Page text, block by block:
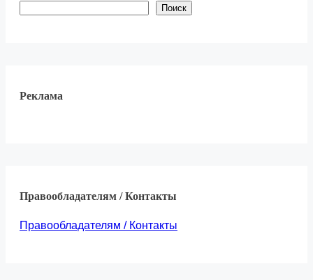
Поиск
Реклама
Правообладателям / Контакты
Правообладателям / Контакты